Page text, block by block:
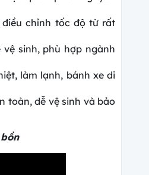
điều chỉnh tốc độ từ rất
sinh, phù hợp ngành
làm lạnh, bánh xe di
toàn, dễ vệ sinh và bảo